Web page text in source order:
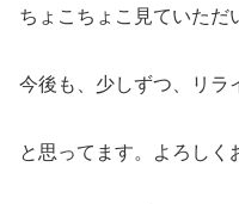
ちょこちょこ見ていただ
今後も、少しずつ、リラ
と思ってます。よろしく